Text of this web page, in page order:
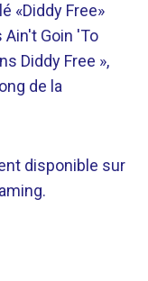
«Diddy Free»
Goin 'To
Diddy Free »,
de la
disponible sur